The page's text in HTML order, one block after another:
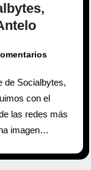
de Socialbytes,
con el
las redes más
imagen…